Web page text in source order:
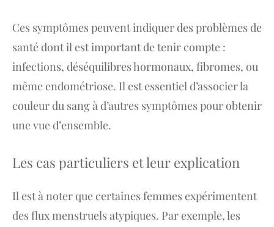
Ces symptômes peuvent indiquer des problèmes de
santé dont il est important de tenir compte :
infections, déséquilibres hormonaux, fibromes, ou
même endométriose. Il est essentiel d’associer la
couleur du sang à d’autres symptômes pour obtenir
une vue d’ensemble.
Les cas particuliers et leur explication
Il est à noter que certaines femmes expérimentent
des flux menstruels atypiques. Par exemple, les